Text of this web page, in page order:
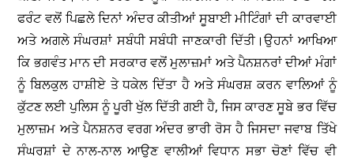
ਫਰੰਟ ਵਲੋਂ ਪਿਛਲੇ ਦਿਨਾਂ ਅੰਦਰ ਕੀਤੀਆਂ ਸੂਬਾਈ ਮੀਟਿੰਗਾਂ ਦੀ ਕਾਰਵਾਈ
ਅਤੇ ਅਗਲੇ ਸੰਘਰਸ਼ਾਂ ਸਬੰਧੀ ਸਬੰਧੀ ਜਾਣਕਾਰੀ ਦਿੱਤੀ।ਉਹਨਾਂ ਆਖਿਆ
ਕਿ ਭਗਵੰਤ ਮਾਨ ਦੀ ਸਰਕਾਰ ਵਲੋਂ ਮੁਲਾਜ਼ਮਾਂ ਅਤੇ ਪੈਨਸ਼ਨਰਾਂ ਦੀਆਂ ਮੰਗਾਂ
ਨੂੰ ਬਿਲਕੁਲ ਹਾਸ਼ੀਏ ਤੇ ਧਕੇਲ ਦਿੱਤਾ ਹੈ ਅਤੇ ਸੰਘਰਸ਼ ਕਰਨ ਵਾਲਿਆਂ ਨੂੰ
ਕੁੱਟਣ ਲਈ ਪੁਲਿਸ ਨੂੰ ਪੂਰੀ ਖੁੱਲ ਦਿੱਤੀ ਗਈ ਹੈ, ਜਿਸ ਕਾਰਣ ਸੂਬੇ ਭਰ ਵਿੱਚ
ਮੁਲਾਜ਼ਮ ਅਤੇ ਪੈਨਸ਼ਨਰ ਵਰਗ ਅੰਦਰ ਭਾਰੀ ਰੋਸ ਹੈ ਜਿਸਦਾ ਜਵਾਬ ਤਿੱਖੇ
ਸੰਘਰਸ਼ਾਂ ਦੇ ਨਾਲ-ਨਾਲ ਆਉਣ ਵਾਲੀਆਂ ਵਿਧਾਨ ਸਭਾ ਚੋਣਾਂ ਵਿੱਚ ਵੀ